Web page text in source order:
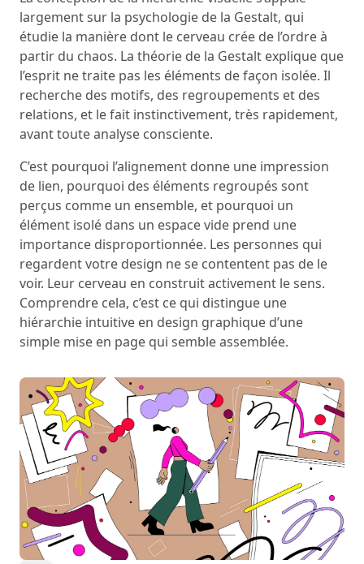
largement sur la psychologie de la Gestalt, qui
étudie la manière dont le cerveau crée de l’ordre à
partir du chaos. La théorie de la Gestalt explique que
l’esprit ne traite pas les éléments de façon isolée. Il
recherche des motifs, des regroupements et des
relations, et le fait instinctivement, très rapidement,
avant toute analyse consciente.
C’est pourquoi l’alignement donne une impression
de lien, pourquoi des éléments regroupés sont
perçus comme un ensemble, et pourquoi un
élément isolé dans un espace vide prend une
importance disproportionnée. Les personnes qui
regardent votre design ne se contentent pas de le
voir. Leur cerveau en construit activement le sens.
Comprendre cela, c’est ce qui distingue une
hiérarchie intuitive en design graphique d’une
simple mise en page qui semble assemblée.